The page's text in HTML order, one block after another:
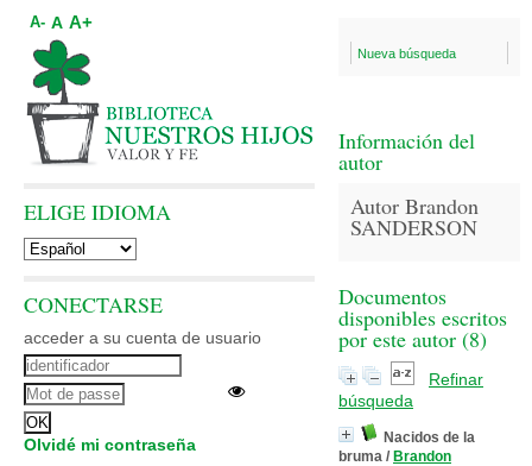
Nueva búsqueda
Información del
autor
Autor Brandon
SANDERSON
Documentos
disponibles escritos
por este autor (8)
Refinar
búsqueda
Nacidos de la
bruma / Brandon
A- A A+
ELIGE IDIOMA
CONECTARSE
acceder a su cuenta de usuario
Olvidé mi contraseña